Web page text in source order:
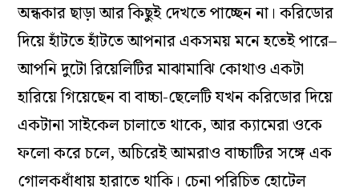
অন্ধকার ছাড়া আর কিছুই দেখতে পাচ্ছেন না। করিডোর
দিয়ে হাঁটতে হাঁটতে আপনার একসময় মনে হতেই পারে–
আপনি দুটো রিয়েলিটির মাঝামাঝি কোথাও একটা
হারিয়ে গিয়েছেন বা বাচ্চা-ছেলেটি যখন করিডোর দিয়ে
একটানা সাইকেল চালাতে থাকে, আর ক্যামেরা ওকে
ফলো করে চলে, অচিরেই আমরাও বাচ্চাটির সঙ্গে এক
গোলকধাঁধায় হারাতে থাকি। চেনা পরিচিত হোটেল